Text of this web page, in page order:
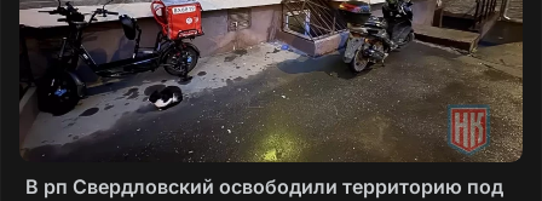
В рп Свердловский освободили территорию под